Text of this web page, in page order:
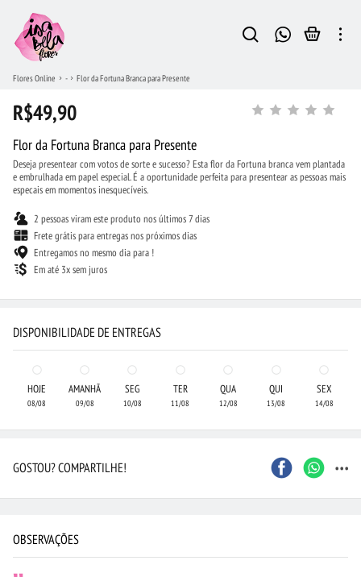
Flores Online - Flor da Fortuna Branca para Presente
R$49,90
Flor da Fortuna Branca para Presente
Deseja presentear com votos de sorte e sucesso? Esta flor da Fortuna branca vem plantada
e embrulhada em papel especial. É a oportunidade perfeita para presentear as pessoas mais
especais em momentos inesquecíveis.
2 pessoas viram este produto nos últimos 7 dias
Frete grátis para entregas nos próximos dias
Entregamos no mesmo dia para !
Em até 3x sem juros
DISPONIBILIDADE DE ENTREGAS
HOJE
08/08
AMANHÃ
09/08
SEG
10/08
TER
11/08
QUA
12/08
QUI
13/08
SEX
14/08
GOSTOU? COMPARTILHE! ...
OBSERVAÇÕES